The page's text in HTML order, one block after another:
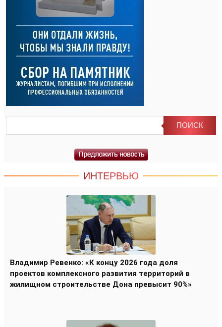
ИНТЕРВЬЮ
Владимир Ревенко: «К концу 2026 года доля
проектов комплексного развития территорий в
жилищном строительстве Дона превысит 90%»